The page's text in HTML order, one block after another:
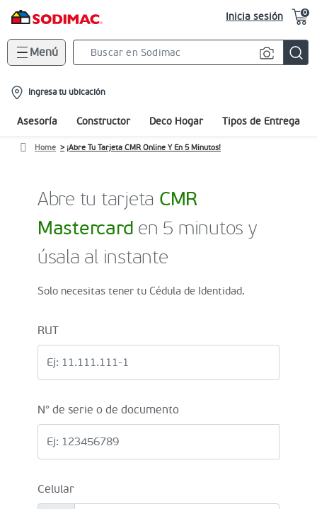
Inicia sesión 0
Menú
location-
icon
Ingresa tu ubicación
Asesoría Constructor Deco Hogar Tipos de Entrega
Home ¡Abre Tu Tarjeta CMR Online Y En 5 Minutos!
Abre tu tarjeta CMR
Mastercard en 5 minutos y
úsala al instante
Solo necesitas tener tu Cédula de Identidad.
RUT
N° de serie o de documento
Celular